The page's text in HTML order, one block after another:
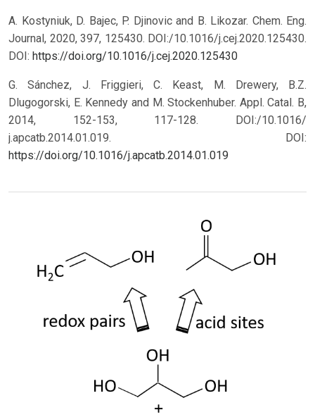
A. Kostyniuk, D. Bajec, P. Djinovic and B. Likozar. Chem. Eng.
Journal, 2020, 397, 125430. DOI:/10.1016/j.cej.2020.125430.
DOI: https://doi.org/10.1016/j.cej.2020.125430
G. Sánchez, J. Friggieri, C. Keast, M. Drewery, B.Z.
Dlugogorski, E. Kennedy and M. Stockenhuber. Appl. Catal. B,
2014, 152-153, 117-128. DOI:/10.1016/
j.apcatb.2014.01.019. DOI:
https://doi.org/10.1016/j.apcatb.2014.01.019